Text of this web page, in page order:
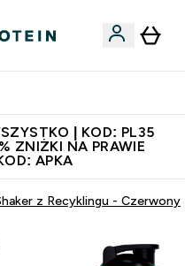
| KOD: PL35
ZNIŻKI NA PRAWIE
APKA
z Recyklingu - Czerwony